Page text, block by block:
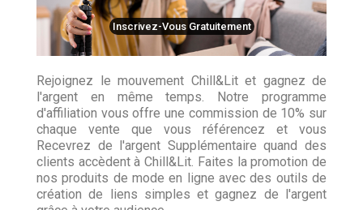
Inscrivez-Vous Gratuitement
Rejoignez le mouvement Chill&Lit et gagnez de
l'argent en même temps. Notre programme
d'affiliation vous offre une commission de 10% sur
chaque vente que vous référencez et vous
Recevrez de l'argent Supplémentaire quand des
clients accèdent à Chill&Lit. Faites la promotion de
nos produits de mode en ligne avec des outils de
création de liens simples et gagnez de l'argent